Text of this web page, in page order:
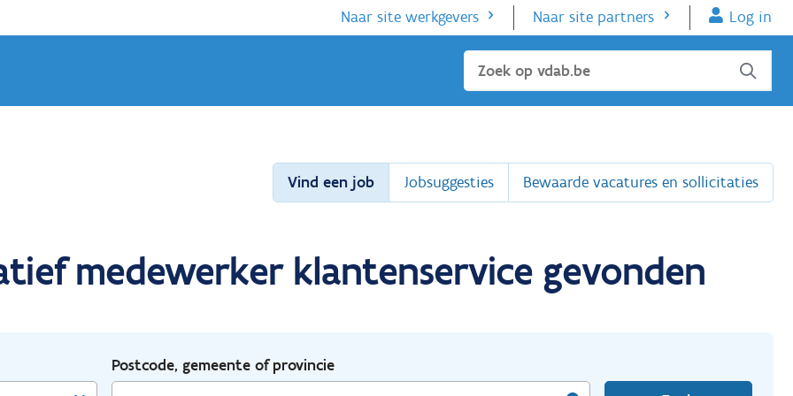
Naar site werkgevers Naar site partners Log in
Sluiten
Vind een job Jobsuggesties Bewaarde vacatures en sollicitaties
medewerker klantenservice gevonden
Postcode, gemeente of provincie